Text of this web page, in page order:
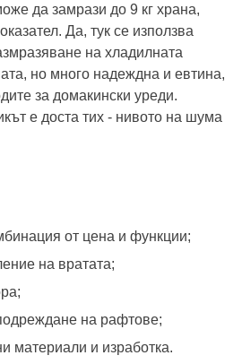
да замрази до 9 кг храна,
Да, тук се използва
на хладилната
но много надеждна и евтина,
за домакински уреди.
е доста тих - нивото на шума
от цена и функции;
на вратата;
на рафтове;
материали и изработка.